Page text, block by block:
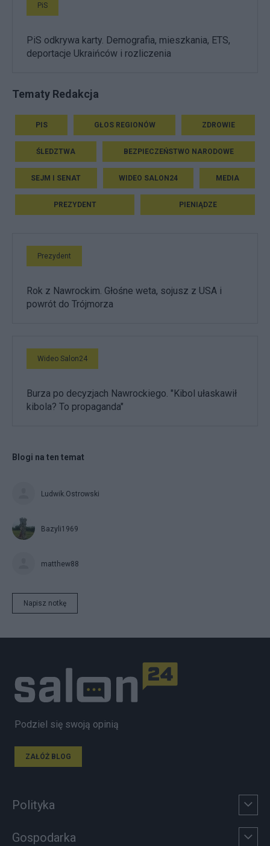
PiS
PiS odkrywa karty. Demografia, mieszkania, ETS,
deportacje Ukraińców i rozliczenia
Tematy Redakcja
PIS GŁOS REGIONÓW ZDROWIE
ŚLEDZTWA BEZPIECZEŃSTWO NARODOWE
SEJM I SENAT WIDEO SALON24 MEDIA
PREZYDENT PIENIĄDZE
Prezydent
Rok z Nawrockim. Głośne weta, sojusz z USA i
powrót do Trójmorza
Wideo Salon24
Burza po decyzjach Nawrockiego. "Kibol ułaskawił
kibola? To propaganda"
Blogi na ten temat
Ludwik.Ostrowski
Bazyli1969
matthew88
Napisz notkę
Podziel się swoją opinią
ZAŁÓŻ BLOG
Polityka
Gospodarka